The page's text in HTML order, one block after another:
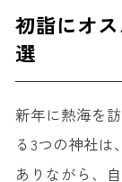
初詣にオ
選
新年に熱海を
る3つの神社は
ありながら、